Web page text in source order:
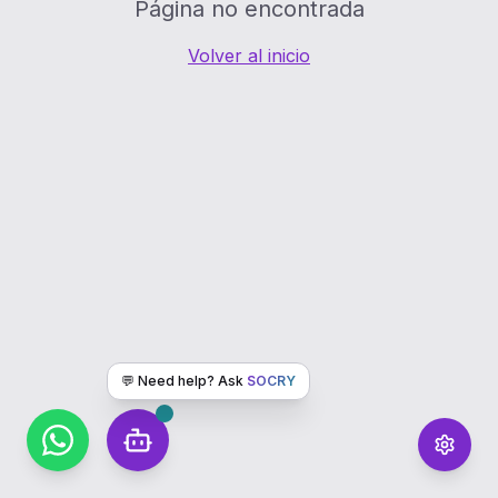
💬 Need help? Ask SOCRY
Página no encontrada
Volver al inicio